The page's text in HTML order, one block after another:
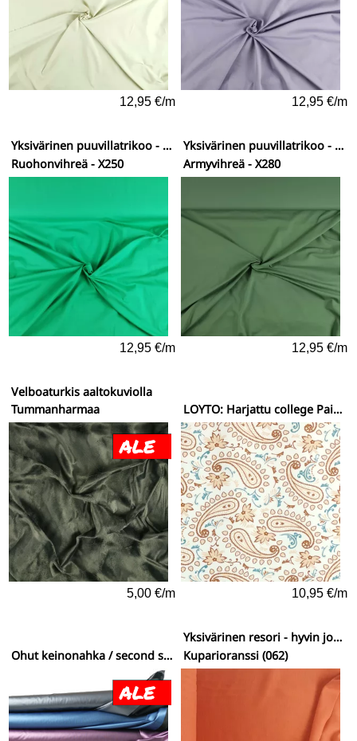
12,95 €/m 12,95 €/m
Yksivärinen puuvillatrikoo - vähän elastaania
Ruohonvihreä - X250
12,95 €/m
Yksivärinen puuvillatrikoo - vähän elastaania
Armyvihreä - X280
12,95 €/m
Velboaturkis aaltokuviolla
Tummanharmaa
5,00 €/m
LÖYTÖ: Harjattu college Paisleyt
10,95 €/m
Ohut keinonahka / second skin
Yksivärinen resori - hyvin joustava
Kuparioranssi (062)